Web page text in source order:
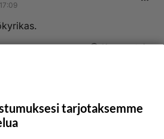
Kommentoi
mies on niin helppo
naisille.
tarjotaksemme